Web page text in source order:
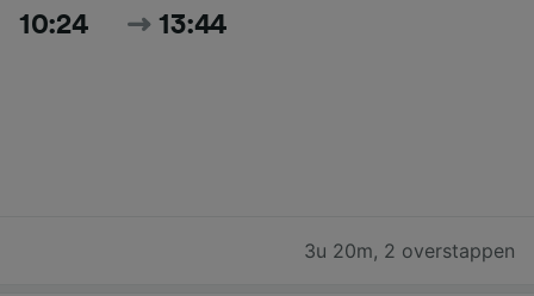
10:24 13:44
3u 20m, 2 overstappen